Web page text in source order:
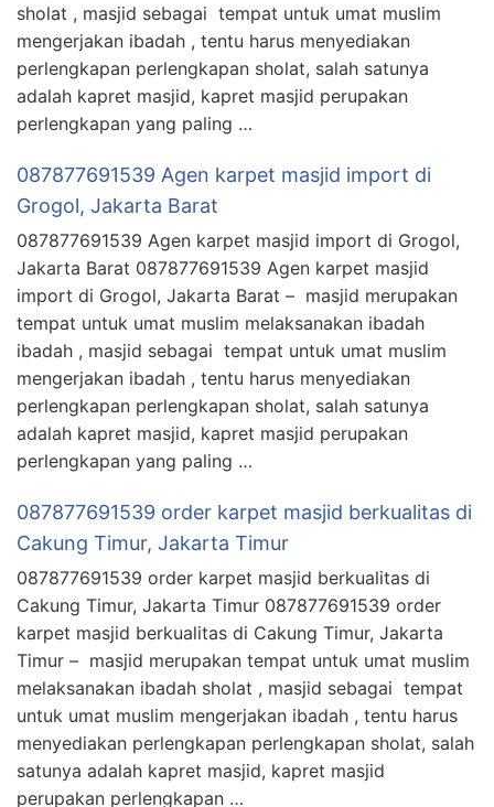
sholat , masjid sebagai tempat untuk umat muslim
mengerjakan ibadah , tentu harus menyediakan
perlengkapan perlengkapan sholat, salah satunya
adalah kapret masjid, kapret masjid perupakan
perlengkapan yang paling …
087877691539 Agen karpet masjid import di
Grogol, Jakarta Barat
087877691539 Agen karpet masjid import di Grogol,
Jakarta Barat 087877691539 Agen karpet masjid
import di Grogol, Jakarta Barat – masjid merupakan
tempat untuk umat muslim melaksanakan ibadah
ibadah , masjid sebagai tempat untuk umat muslim
mengerjakan ibadah , tentu harus menyediakan
perlengkapan perlengkapan sholat, salah satunya
adalah kapret masjid, kapret masjid perupakan
perlengkapan yang paling …
087877691539 order karpet masjid berkualitas di
Cakung Timur, Jakarta Timur
087877691539 order karpet masjid berkualitas di
Cakung Timur, Jakarta Timur 087877691539 order
karpet masjid berkualitas di Cakung Timur, Jakarta
Timur – masjid merupakan tempat untuk umat muslim
melaksanakan ibadah sholat , masjid sebagai tempat
untuk umat muslim mengerjakan ibadah , tentu harus
menyediakan perlengkapan perlengkapan sholat, salah
satunya adalah kapret masjid, kapret masjid
perupakan perlengkapan …